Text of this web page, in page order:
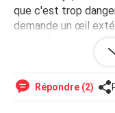
que c'est trop
demande un œil
(ou pas) car nous
c'est normal de leur
Merci d'avance
Répondre (2)